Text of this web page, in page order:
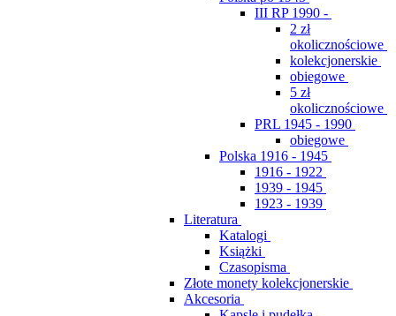
III RP 1990 -
2 zł
okolicznościowe
kolekcjonerskie
obiegowe
5 zł
okolicznościowe
PRL 1945 - 1990
obiegowe
Polska 1916 - 1945
1916 - 1922
1939 - 1945
1923 - 1939
Literatura
Katalogi
Książki
Czasopisma
Złote monety kolekcjonerskie
Akcesoria